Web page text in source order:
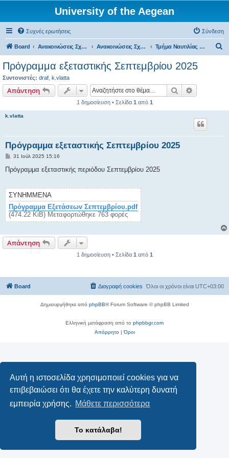
Αυτή η ιστοσελίδα χρησιμοποιεί cookies για να
επιβεβαιώσει ότι θα έχετε την καλύτερη δυνατή
εμπειρία χρήσης. Μάθετε περισσότερα
Το κατάλαβα!
University of the Aegean
Συχνές ερωτήσεις Σύνδεση
Board Ανακοινώσεις Σχολών, Τμημάτων, Συλλόγων & Υπηρεσιών Ανακοινώσεις Σχολών & Τμημάτων (Χίος) Τμήμα Ναυτιλίας - Αρχειοθετημένες Αναρτήσεις
Πρόγραμμα εξεταστικής Σεπτεμβρίου 2025
Συντονιστές: draf k.vlatta
Απάντηση Αναζήτηση
1 δημοσίευση • Σελίδα 1 από 1
k.vlatta
Πρόγραμμα εξεταστικής Σεπτεμβρίου 2025
Δ
μ
ε
υ
σ
η
31 Ιούλ 2025 15:16
Πρόγραμμα εξεταστικής περιόδου Σεπτεμβρίου 2025
ΣΥΝΗΜΜΈΝΑ
Πρόγραμμα Εξετάσεων Σεπτεμβρίου.pdf
(474.22 KiB) Μεταφορτώθηκε 763 φορές
Απάντηση
1 δημοσίευση • Σελίδα 1 από 1
Board Όλοι οι χρόνοι είναι UTC+03:00
Διαγραφή cookies
Δημιουργήθηκε από phpBB® Forum Software © phpBB Limited
Ελληνική μετάφραση από το phpbbgr.com
Απόρρητο|Όροι